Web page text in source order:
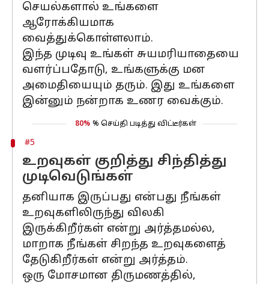
செயல்களால் உங்களை
ஆரோக்கியமாக
வைத்துக்கொள்ளலாம்.
இந்த முடிவு உங்கள் சுயமரியாதையை
வளர்ப்பதோடு, உங்களுக்கு மன
அமைதியையும் தரும். இது உங்களை
இன்னும் நன்றாக உணர வைக்கும்.
80% % செய்தி படித்து விட்டீர்கள்
#5
உறவுகள் குறித்து சிந்தித்து
முடிவெடுங்கள்
தனியாக இருப்பது என்பது நீங்கள்
உறவுகளிலிருந்து விலகி
இருக்கிறீர்கள் என்று அர்த்தமல்ல,
மாறாக நீங்கள் சிறந்த உறவுகளைத்
தேடுகிறீர்கள் என்று அர்த்தம்.
ஒரு மோசமான திருமணத்தில்,